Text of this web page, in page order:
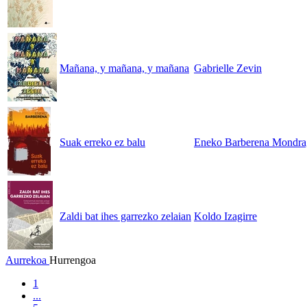
Mañana, y mañana, y mañana Gabrielle Zevin
Suak erreko ez balu Eneko Barberena
Zaldi bat ihes garrezko zelaian Koldo Izagirre
Aurrekoa Hurrengoa
1
...